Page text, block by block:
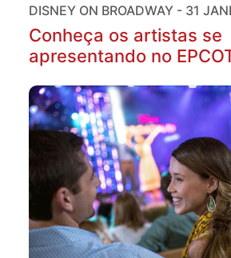
DISNEY ON BROADWAY - 31
Conheça os artistas se
apresentando no